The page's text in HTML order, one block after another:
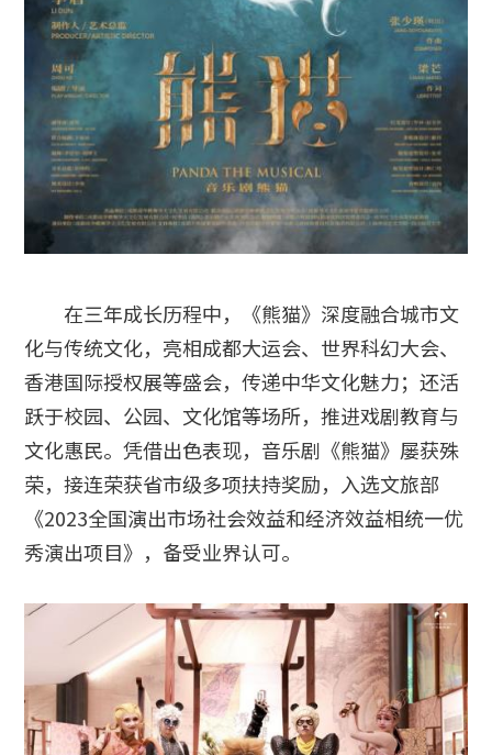
在三年成长历程中，《熊猫》深度融合城市文
化与传统文化，亮相成都大运会、世界科幻大会、
香港国际授权展等盛会，传递中华文化魅力；还活
跃于校园、公园、文化馆等场所，推进戏剧教育与
文化惠民。凭借出色表现，音乐剧《熊猫》屡获殊
荣，接连荣获省市级多项扶持奖励，入选文旅部
《2023全国演出市场社会效益和经济效益相统一优
秀演出项目》，备受业界认可。